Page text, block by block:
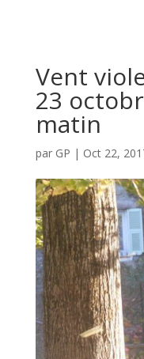
Vent
23
matin
par GP | Oct 22,